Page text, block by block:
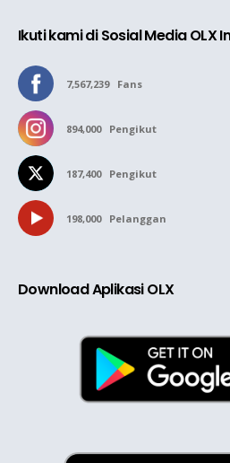
Ikuti kami di Sosial Media OLX
7,567,239 Fans
894,000 Pengikut
187,400 Pengikut
198,000 Pelanggan
Download Aplikasi OLX